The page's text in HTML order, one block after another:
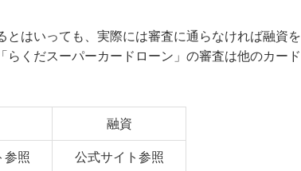
はいっても、実際には審査に通らなければ融資を
くだスーパーカードローン」の審査は他のカード
融資
参照 公式サイト参照